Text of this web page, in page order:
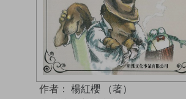
作者： 楊紅櫻 （著）